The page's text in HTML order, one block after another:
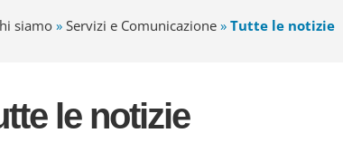
siamo» Servizi e Comunicazione» Tutte le notizie
le notizie